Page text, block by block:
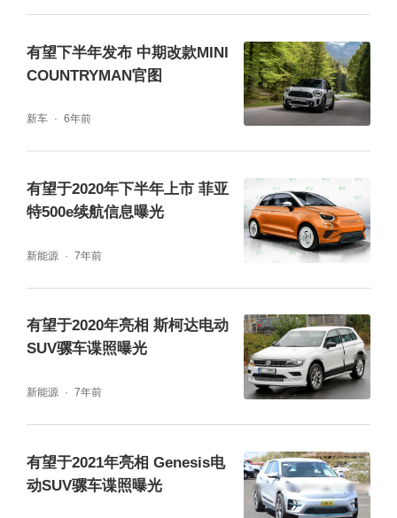
有望下半年发布 中期改款MINI
COUNTRYMAN官图
新车 6年前
有望于2020年下半年上市 菲亚
特500e续航信息曝光
新能源 7年前
有望于2020年亮相 斯柯达电动
SUV骡车谍照曝光
新能源 7年前
有望于2021年亮相 Genesis电
动SUV骡车谍照曝光